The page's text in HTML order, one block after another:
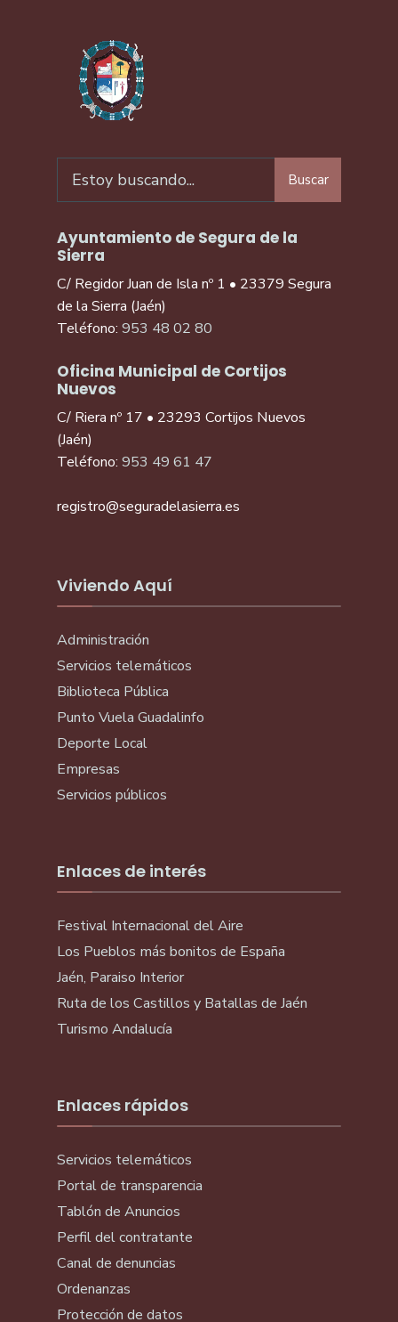
Buscar
Ayuntamiento de Segura de la
Sierra
C/ Regidor Juan de Isla nº 1 • 23379 Segura
de la Sierra (Jaén)
Teléfono: 953 48 02 80
Oficina Municipal de Cortijos
Nuevos
C/ Riera nº 17 • 23293 Cortijos Nuevos
(Jaén)
Teléfono: 953 49 61 47
registro@seguradelasierra.es
Viviendo Aquí
Administración
Servicios telemáticos
Biblioteca Pública
Punto Vuela Guadalinfo
Deporte Local
Empresas
Servicios públicos
Enlaces de interés
Festival Internacional del Aire
Los Pueblos más bonitos de España
Jaén, Paraiso Interior
Ruta de los Castillos y Batallas de Jaén
Turismo Andalucía
Enlaces rápidos
Servicios telemáticos
Portal de transparencia
Tablón de Anuncios
Perfil del contratante
Canal de denuncias
Ordenanzas
Protección de datos